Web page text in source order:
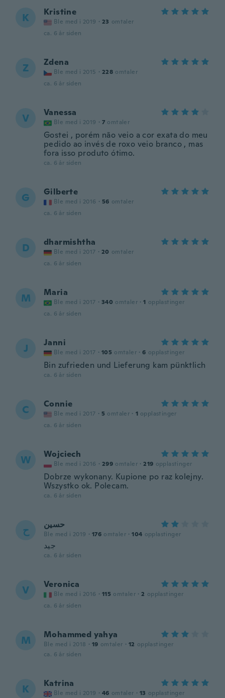
K Kristine
Ble med i 2019 · 23 omtaler
ca. 6 år siden
Z Zdena
Ble med i 2015 · 228 omtaler
ca. 6 år siden
V Vanessa
Ble med i 2019 · 7 omtaler
Gostei , porém não veio a cor exata do meu
pedido ao invés de roxo veio branco , mas
fora isso produto ótimo.
ca. 6 år siden
G Gilberte
Ble med i 2016 · 56 omtaler
ca. 6 år siden
D dharmishtha
Ble med i 2017 · 20 omtaler
ca. 6 år siden
M Maria
Ble med i 2017 · 340 omtaler · 1 opplastinger
ca. 6 år siden
J Janni
Ble med i 2017 · 105 omtaler · 6 opplastinger
Bin zufrieden und Lieferung kam pünktlich
ca. 6 år siden
C Connie
Ble med i 2017 · 5 omtaler · 1 opplastinger
ca. 6 år siden
W Wojciech
Ble med i 2016 · 299 omtaler · 219 opplastinger
Dobrze wykonany. Kupione po raz kolejny.
Wszystko ok. Polecam.
ca. 6 år siden
ح حسين
Ble med i 2019 · 176 omtaler · 104 opplastinger
جيد
ca. 6 år siden
V Veronica
Ble med i 2016 · 115 omtaler · 2 opplastinger
ca. 6 år siden
M Mohammed yahya
Ble med i 2018 · 19 omtaler · 12 opplastinger
ca. 6 år siden
K Katrina
Ble med i 2019 · 46 omtaler · 13 opplastinger